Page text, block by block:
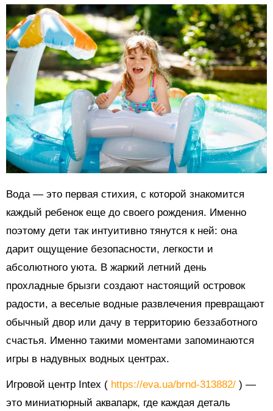
Вода — это первая стихия, с которой знакомится
каждый ребенок еще до своего рождения. Именно
поэтому дети так интуитивно тянутся к ней: она
дарит ощущение безопасности, легкости и
абсолютного уюта. В жаркий летний день
прохладные брызги создают настоящий островок
радости, а веселые водные развлечения превращают
обычный двор или дачу в территорию беззаботного
счастья. Именно такими моментами запоминаются
игры в надувных водных центрах.
Игровой центр Intex ( https://eva.ua/brnd-313882/ ) —
это миниатюрный аквапарк, где каждая деталь